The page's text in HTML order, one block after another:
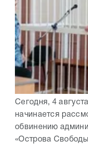
Сегодня, 4
начинается
обвинению
«Острова